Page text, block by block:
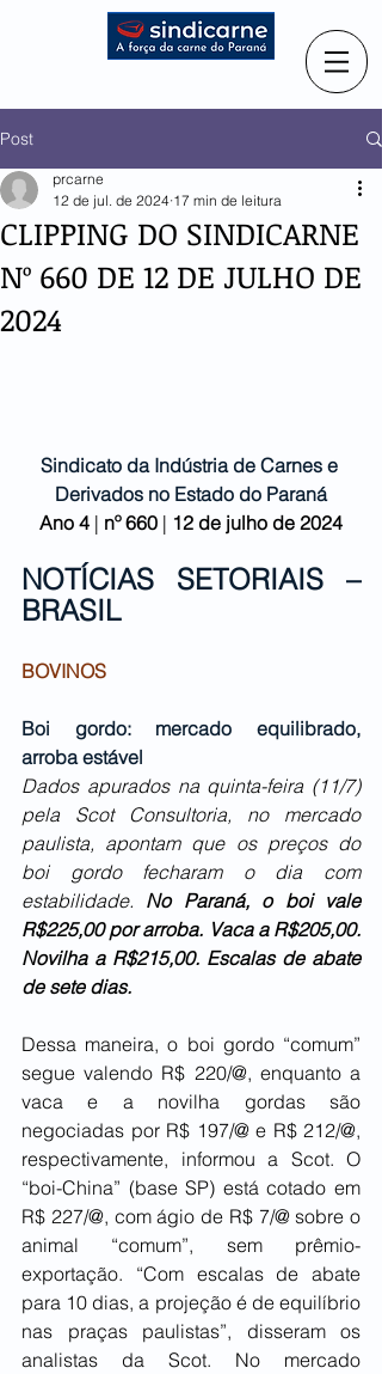
Post
CLIPPING DO SINDICARNE
Nº 660 DE 12 DE JULHO DE
2024
prcarne
12 de jul. de 2024 17 min de leitura
Sindicato da Indústria de Carnes e
Derivados no Estado do Paraná
Ano 4 | nº 660 | 12 de julho de 2024
NOTÍCIAS SETORIAIS –
BRASIL
BOVINOS
Boi gordo: mercado equilibrado,
arroba estável
Dados apurados na quinta-feira (11/7)
pela Scot Consultoria, no mercado
paulista, apontam que os preços do
boi gordo fecharam o dia com
estabilidade. No Paraná, o boi vale
R$225,00 por arroba. Vaca a R$205,00.
Novilha a R$215,00. Escalas de abate
de sete dias.
Dessa maneira, o boi gordo “comum”
segue valendo R$ 220/@, enquanto a
vaca e a novilha gordas são
negociadas por R$ 197/@ e R$ 212/@,
respectivamente, informou a Scot. O
“boi-China” (base SP) está cotado em
R$ 227/@, com ágio de R$ 7/@ sobre o
animal “comum”, sem prêmio-
exportação. “Com escalas de abate
para 10 dias, a projeção é de equilíbrio
nas praças paulistas”, disseram os
analistas da Scot. No mercado